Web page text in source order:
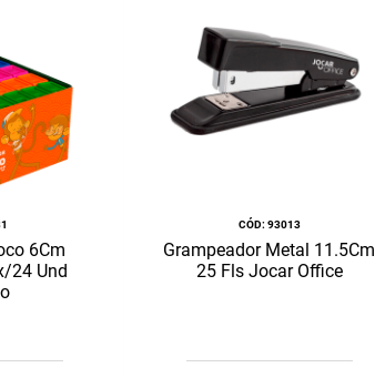
6Cm
24 Und
:93013
Grampeador Metal 11.5Cm
25 Fls Jocar Office